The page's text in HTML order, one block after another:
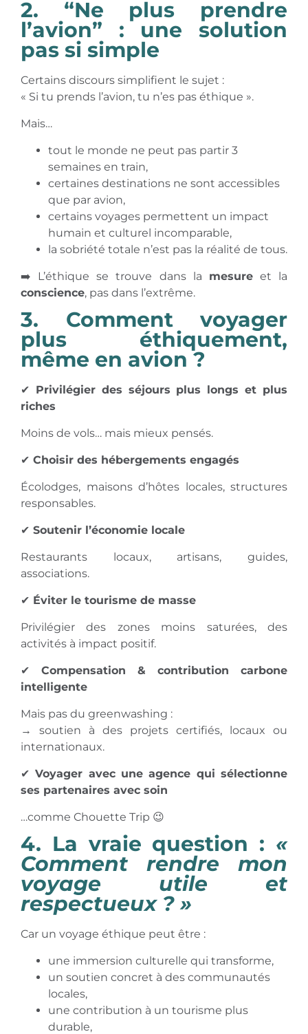
2. “Ne plus prendre
l’avion” : une solution
pas si simple
Certains discours simplifient le sujet :
« Si tu prends l’avion, tu n’es pas éthique ».
Mais…
tout le monde ne peut pas partir 3
semaines en train,
certaines destinations ne sont accessibles
que par avion,
certains voyages permettent un impact
humain et culturel incomparable,
la sobriété totale n’est pas la réalité de tous.
➡️ L’éthique se trouve dans la mesureet la
conscience, pas dans l’extrême.
3. Comment voyager
plus éthiquement,
même en avion ?
✔ Privilégier des séjours plus longs et plus
riches
Moins de vols… mais mieux pensés.
✔ Choisir des hébergements engagés
Écolodges, maisons d’hôtes locales, structures
responsables.
✔ Soutenir l’économie locale
Restaurants locaux, artisans, guides,
associations.
✔ Éviter le tourisme de masse
Privilégier des zones moins saturées, des
activités à impact positif.
✔ Compensation & contribution carbone
intelligente
Mais pas du greenwashing :
→ soutien à des projets certifiés, locaux ou
internationaux.
✔ Voyager avec une agence qui sélectionne
ses partenaires avec soin
…comme Chouette Trip 😉
4. La vraie question : «
Comment rendre mon
voyage utile et
respectueux ? »
Car un voyage éthique peut être :
une immersion culturelle qui transforme,
un soutien concret à des communautés
locales,
une contribution à un tourisme plus
durable,